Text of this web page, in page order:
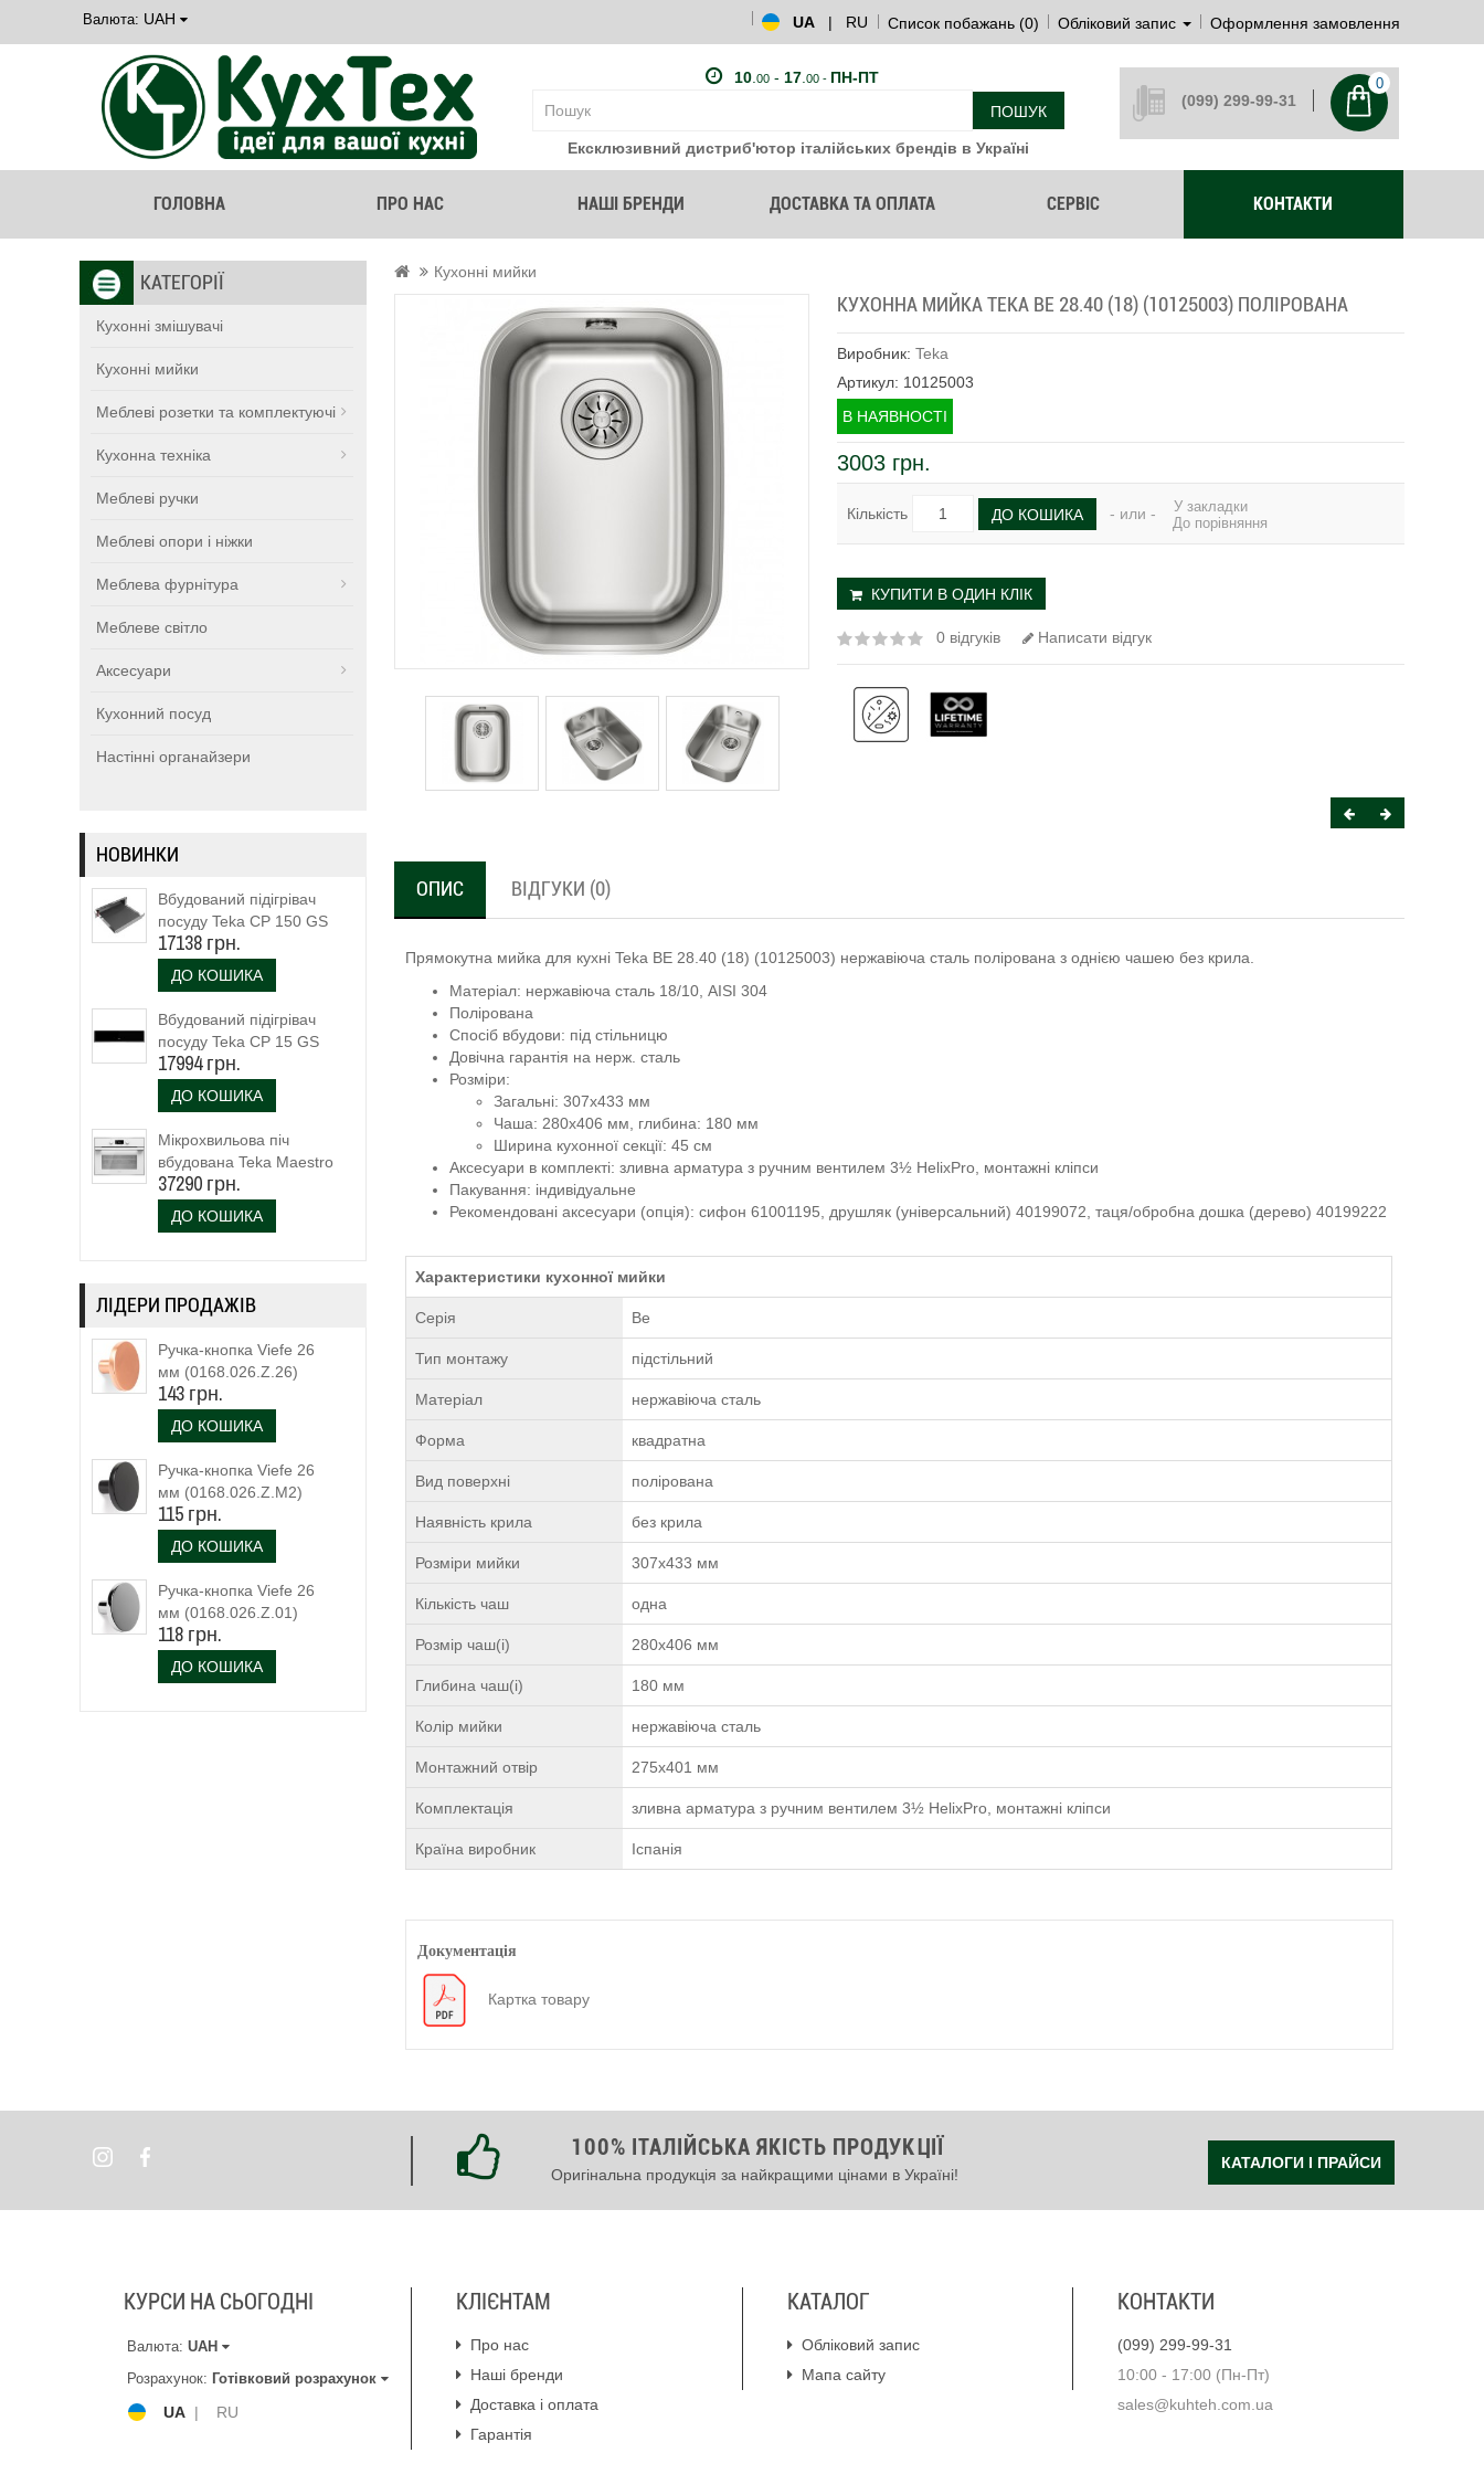
Валюта: UAH UA | RU Список побажань (0) Обліковий запис Оформлення замовлення
10. 00- 17. 00 - ПН-ПТ
ПОШУК
Ексклюзивний дистриб'ютор італійських брендів в Україні
(099) 299-99-31
0
ГОЛОВНА ПРО НАС НАШІ БРЕНДИ ДОСТАВКА ТА ОПЛАТА СЕРВІС КОНТАКТИ
КАТЕГОРІЇ
Кухонні змішувачі
Кухонні мийки
Меблеві розетки та комплектуючі
Кухонна техніка
Меблеві ручки
Меблеві опори і ніжки
Меблева фурнітура
Меблеве світло
Аксесуари
Кухонний посуд
Настінні органайзери
НОВИНКИ
Вбудований підігрівач
посуду Teka CP 150 GS
(111600003)
17138 грн.
ДО КОШИКА
Вбудований підігрівач
посуду Teka CP 15 GS
(40589920)
17994 грн.
ДО КОШИКА
Мікрохвильова піч
вбудована Teka Maestro
MLC 844 (111160023)
біле скло
37290 грн.
ДО КОШИКА
ЛІДЕРИ ПРОДАЖІВ
Ручка-кнопка Viefe 26
мм (0168.026.Z.26)
143 грн.
ДО КОШИКА
Ручка-кнопка Viefe 26
мм (0168.026.Z.M2)
чорний матовий
115 грн.
ДО КОШИКА
Ручка-кнопка Viefe 26
мм (0168.026.Z.01)
118 грн.
ДО КОШИКА
Кухонні мийки
КУХОННА МИЙКА TEKA BE 28.40 (18) (10125003) ПОЛІРОВАНА
Виробник:Teka
Артикул: 10125003
В НАЯВНОСТІ
3003 грн.
Кількість ДО КОШИКА - или -
У закладки
До порівняння
КУПИТИ В ОДИН КЛІК
0 відгуків Написати відгук
ОПИС ВІДГУКИ (0)
Прямокутна мийка для кухні Teka BE 28.40 (18) (10125003) нержавіюча сталь полірована з однією чашею без крила.
Матеріал: нержавіюча сталь 18/10, AISI 304
Полірована
Спосіб вбудови: під стільницю
Довічна гарантія на нерж. сталь
Розміри:
Загальні: 307x433 мм
Чаша: 280x406 мм, глибина: 180 мм
Ширина кухонної секції: 45 см
Аксесуари в комплекті: зливна арматура з ручним вентилем 3½ HelixPro, монтажні кліпси
Пакування: індивідуальне
Рекомендовані аксесуари (опція): сифон 61001195, друшляк (універсальний) 40199072, таця/обробна дошка (дерево) 40199222
Характеристики кухонної мийки
Серія Be
Тип монтажу підстільний
Матеріал нержавіюча сталь
Форма квадратна
Вид поверхні полірована
Наявність крила без крила
Розміри мийки 307x433 мм
Кількість чаш одна
Розмір чаш(і) 280x406 мм
Глибина чаш(і) 180 мм
Колір мийки нержавіюча сталь
Монтажний отвір 275x401 мм
Комплектація зливна арматура з ручним вентилем 3½ HelixPro, монтажні кліпси
Країна виробник Іспанія
Документація
Картка товару
100% ІТАЛІЙСЬКА ЯКІСТЬ ПРОДУКЦІЇ
Оригінальна продукція за найкращими цінами в Україні!
КАТАЛОГИ І ПРАЙСИ
КУРСИ НА СЬОГОДНІ
Валюта: UAH
Розрахунок: Готівковий розрахунок
UA | RU
КЛІЄНТАМ
Про нас
Наші бренди
Доставка і оплата
Гарантія
КАТАЛОГ
Обліковий запис
Мапа сайту
КОНТАКТИ
(099) 299-99-31
10:00 - 17:00 (Пн-Пт)
sales@kuhteh.com.ua